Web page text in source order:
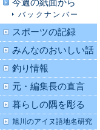
今週の紙面から
バックナンバー
スポーツの記録
みんなのおいしい話
釣り情報
元・編集長の直言
暮らしの隅を彫る
旭川のアイヌ語地名研究